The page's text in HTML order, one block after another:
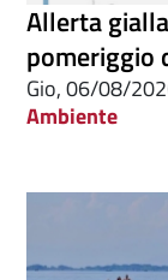
Allerta
pomeriggio
Gio, 06/08/
Ambiente